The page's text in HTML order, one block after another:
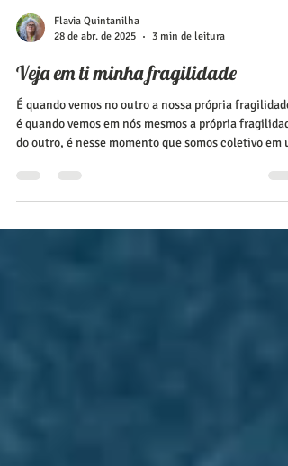
28 de abr. de 2025
3 min de leitura
Veja em ti minha fragilidade
É quando vemos no outro a nossa própria fragilidade,
do outro, é nesse momento que somos coletivo em
só indivíduo.